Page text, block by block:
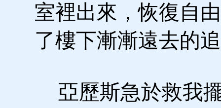
室裡出來，恢復自
了樓下漸漸遠去的
亞歷斯急於救我